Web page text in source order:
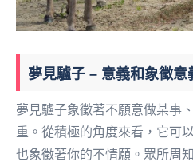
夢見驢子 – 意義和象徵意
夢見驢子象徵著不願意做某事
重。從積極的角度來看，它可
也象徵著你的不情願。眾所周